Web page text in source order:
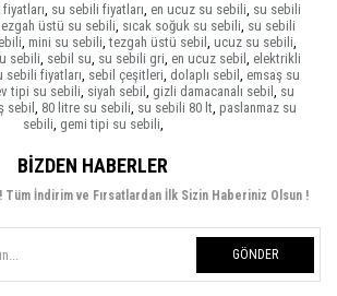
, su sebili fiyatları, en ucuz su sebili, su sebili
üstü su sebili, sıcak soğuk su sebili, su sebili
, mini su sebili, tezgah üstü sebil , ucuz su sebili,
sebili, sebil su, su sebili gri, en ucuz sebil , elektrikli
sebili fiyatları, sebil çeşitleri, dolaplı sebil , emsaş su
tipi su sebili, siyah sebil , gizli damacanalı sebil , su
sebil , 80 litre su sebili, su sebili 80 lt, paslanmaz su
sebili, gemi tipi su sebili,
BIZDEN HABERLER
Tüm İndirim ve Fırsatlardan İlk Sizin Haberiniz Olsun !
GÖNDER